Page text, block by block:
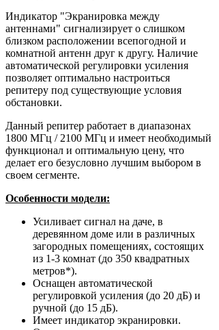
Индикатор "Экранировка между
антеннами" сигнализирует о слишком
близком расположении всепогодной и
комнатной антенн друг к другу. Наличие
автоматической регулировки усиления
позволяет оптимально настроиться
репитеру под существующие условия
обстановки.
Данный репитер работает в диапазонах
1800 МГц / 2100 МГц и имеет необходимый
функционал и оптимальную цену, что
делает его безусловно лучшим выбором в
своем сегменте.
Особенности модели:
Усиливает сигнал на даче, в
деревянном доме или в различных
загородных помещениях, состоящих
из 1-3 комнат (до 350 квадратных
метров*).
Оснащен автоматической
регулировкой усиления (до 20 дБ) и
ручной (до 15 дБ).
Имеет индикатор экранировки.